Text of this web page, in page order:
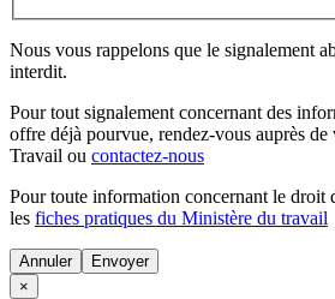
Nous vous rappelons que le signalement
interdit.
Pour tout signalement concernant des
offre déjà pourvue, rendez-vous auprès
Travail ou contactez-nous
Pour toute information concernant le droit
les fiches pratiques du Ministère du travail
Annuler
×